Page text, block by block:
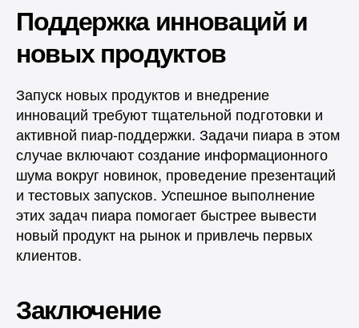
Поддержка инноваций и
новых продуктов
Запуск новых продуктов и внедрение
инноваций требуют тщательной подготовки и
активной пиар-поддержки. Задачи пиара в этом
случае включают создание информационного
шума вокруг новинок, проведение презентаций
и тестовых запусков. Успешное выполнение
этих задач пиара помогает быстрее вывести
новый продукт на рынок и привлечь первых
клиентов.
Заключение